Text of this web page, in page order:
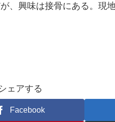
、興味は接骨にある。現
ェアする
Facebook